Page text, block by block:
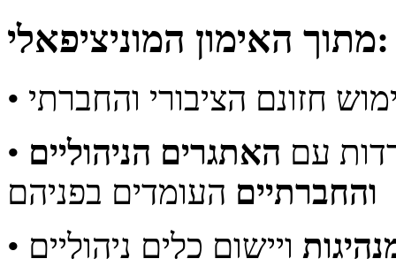
מתוך האימון המוניציפאלי:
חזונם הציבורי והחברתי
עם האתגרים הניהוליים
והחברתיים העומדים בפניהם
ויישום כלים ניהוליים